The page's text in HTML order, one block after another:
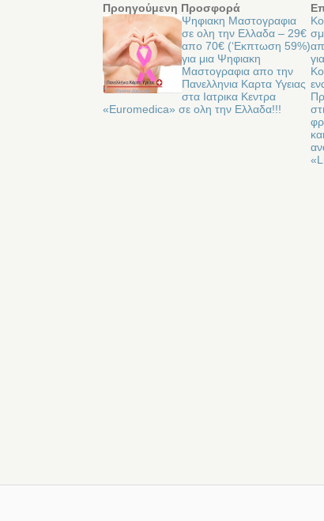
Προηγούμενη Προσφορά
Ψηφιακη Μαστογραφια
σε ολη την Ελλαδα – 29€
απο 70€ (‘Εκπτωση 59%)
για μια Ψηφιακη
Μαστογραφια απο την
Πανελληνια Καρτα Υγειας
στα Ιατρικα Κεντρα
«Εuromedica» σε ολη την Ελλαδα!!!